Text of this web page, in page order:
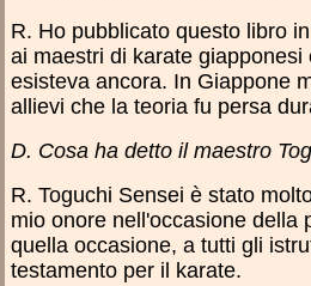
R. Ho pubblicato questo libro
ai maestri di karate
esisteva ancora. In Giappone
allievi che la teoria fu persa
D. Cosa ha detto il maestro
R. Toguchi Sensei è stato
mio onore nell'occasione della
quella occasione, a tutti gli
testamento per il karate.